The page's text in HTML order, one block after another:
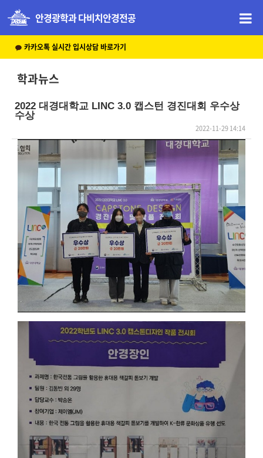
안경광학과 다비치안경전공
카카오톡 실시간 입시상담 바로가기
학과뉴스
2022 대경대학교 LINC 3.0 캡스턴 경진대회 우수상
수상
2022-11-29 14:14
본문